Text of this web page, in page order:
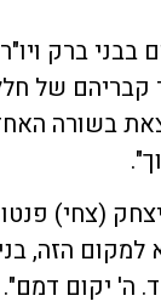
בבני ברק
קבריהם של
בשורה
(צחי)
למקום הזה,
ה' יקום דמם".